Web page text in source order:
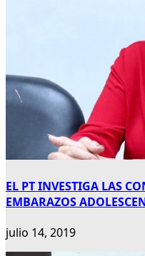
EL PT INVESTIGA LAS
EMBARAZOS
julio 14, 2019